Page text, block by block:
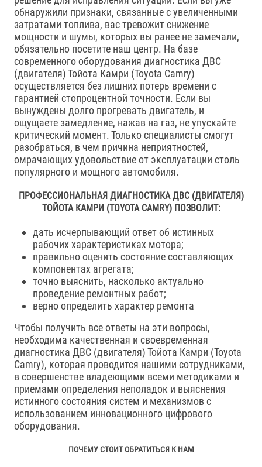
обнаружили признаки, связанные с увеличенными
затратами топлива, вас тревожит снижение
мощности и шумы, которых вы ранее не замечали,
обязательно посетите наш центр. На базе
современного оборудования диагностика ДВС
(двигателя) Тойота Камри (Toyota Camry)
осуществляется без лишних потерь времени с
гарантией стопроцентной точности. Если вы
вынуждены долго прогревать двигатель, и
ощущаете замедление, нажав на газ, не упускайте
критический момент. Только специалисты смогут
разобраться, в чем причина неприятностей,
омрачающих удовольствие от эксплуатации столь
популярного и мощного автомобиля.
ПРОФЕССИОНАЛЬНАЯ ДИАГНОСТИКА ДВС (ДВИГАТЕЛЯ)
ТОЙОТА КАМРИ (TOYOTA CAMRY) ПОЗВОЛИТ:
дать исчерпывающий ответ об истинных
рабочих характеристиках мотора;
правильно оценить состояние составляющих
компонентах агрегата;
точно выяснить, насколько актуально
проведение ремонтных работ;
верно определить характер ремонта
Чтобы получить все ответы на эти вопросы,
необходима качественная и своевременная
диагностика ДВС (двигателя) Тойота Камри (Toyota
Camry), которая проводится нашими сотрудниками,
в совершенстве владеющими всеми методиками и
приемами определения неполадок и выяснения
истинного состояния систем и механизмов с
использованием инновационного цифрового
оборудования.
ПОЧЕМУ СТОИТ ОБРАТИТЬСЯ К НАМ